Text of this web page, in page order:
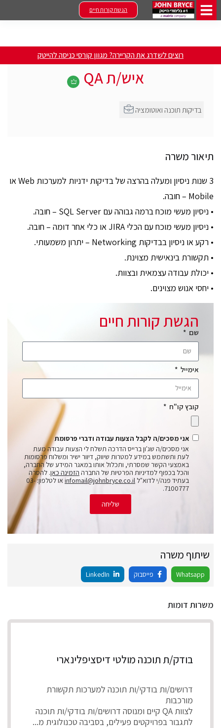
הגשת קורות חיים
רוצים לשדרג את הקריירה? מגוון קורסי כניסה להייטק
איש/ת QA
תיאור משרה
3 שנות ניסיון ומעלה בהרצה של בדיקות ידניות למערכות Web או
Mobile – חובה.
• ניסיון מעשי מוכח ברמה גבוהה עם SQL Server – חובה.
• ניסיון מעשי מוכח עם הכלי JIRA או כלי אחר דומה – חובה.
• רקע או ניסיון בבדיקות Networking – יתרון משמעותי.
• תקשורת בינאישית מצוינת.
• יכולת עבודה עצמאית ובצוות.
• יחסי אנוש מצוינים.
הגשת קורות חיים
שם
אימייל
קובץ קו"ח
אני מסכים/ה לקבל הצעות עבודה ודברי פרסומת
אני מסכים/ה שג'ון ברייס הדרכה תשלח לי הצעות עבודה מעת
לעת ותשתמש במידע למטרות שיווק, דיוור ישיר ומשלוח פרסומות
באמצעי הקשר שמסרתי, ותכלול אותו במאגר המידע של החברה,
והכל בכפוף למדיניות הפרטיות של החברה הזמינה כאן. להסרה
בעתיד פנה/י לדוא"ל infomail@johnbryce.co.il
או לטלפון: 03-
7100777.
שליחה
שיתוף משרה
Whatsapp פייסבוק
משרות דומות
בודק/ת תוכנה מולטי דיסציפלינארי
דרושים/ות בודקי/ות תוכנה למערכות תקשורת
מורכבות
לצוות QA קיים ומנוסה דרושים/ות בודקי/ות תוכנה
לתגבור בפרויקטים פעילים, בסביבה טכנולוגית מ...